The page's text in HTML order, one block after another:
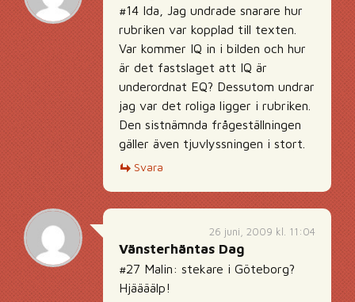
#14 Ida, Jag undrade snarare hur
rubriken var kopplad till texten.
Var kommer IQ in i bilden och hur
är det fastslaget att IQ är
underordnat EQ? Dessutom undrar
jag var det roliga ligger i rubriken.
Den sistnämnda frågeställningen
gäller även tjuvlyssningen i stort.
Svara
26 juni, 2009 kl. 11:04
Vänsterhäntas Dag
#27 Malin: stekare i Göteborg?
Hjäääälp!